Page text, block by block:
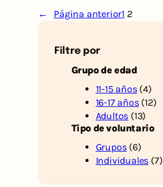
← Página anterior1 2
Filtre por
Grupo de edad
11-15 años(4)
16-17 años(12)
Adultos (13)
Tipo de voluntario
Grupos(6)
Individuales (7)